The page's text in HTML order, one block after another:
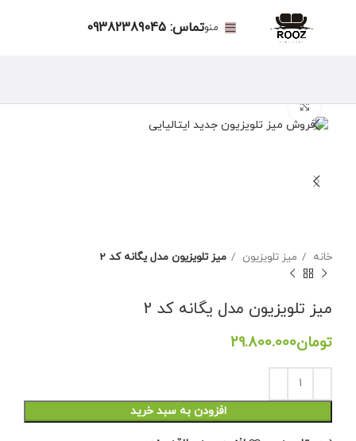
منوتماس: 09382389045
برای بزرگنمایی کلیک کنید
خانه میز تلویزیون میز تلویزیون مدل یگانه کد 2
میز تلویزیون مدل یگانه کد 2
تومان
افزودن به سبد خرید